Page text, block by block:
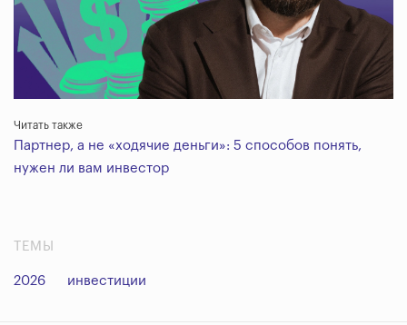
Читать также
Партнер, а не «ходячие деньги»: 5 способов понять,
нужен ли вам инвестор
ТЕМЫ
2026 инвестиции